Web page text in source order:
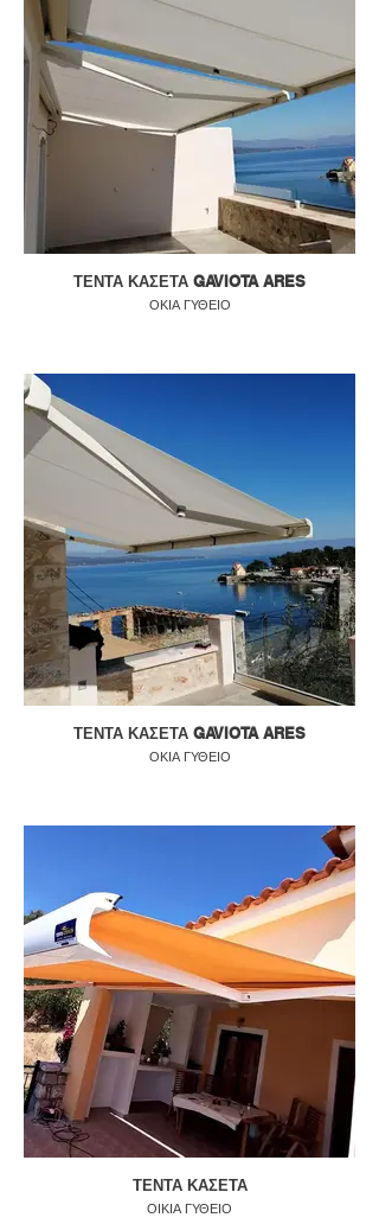
ΤΕΝΤΑ ΚΑΣΕΤΑ GAVIOTA ARES
ΟΚΙΑ ΓΥΘΕΙΟ
ΤΕΝΤΑ ΚΑΣΕΤΑ GAVIOTA ARES
ΟΚΙΑ ΓΥΘΕΙΟ
ΤΕΝΤΑ ΚΑΣΕΤΑ
ΟΙΚΙΑ ΓΥΘΕΙΟ